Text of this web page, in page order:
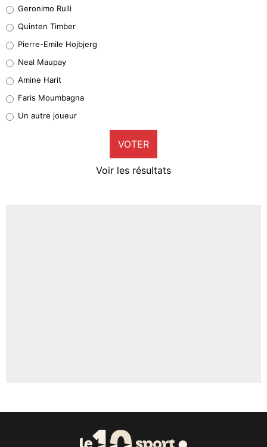
32%
5%
1%
9%
Geronimo Rulli
Quinten Timber
Pierre-Emile Hojbjerg
Neal Maupay
Amine Harit
Faris Moumbagna
Un autre joueur
VOTER
Voir les résultats